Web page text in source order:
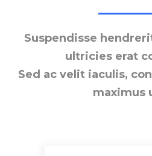
Suspendisse
ultricies erat
Sed ac velit iaculis,
maximus